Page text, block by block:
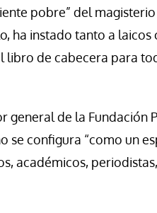
pobre” del
ha instado tanto a
libro de cabecera para
de la Fundación
se configura “como un
académicos,